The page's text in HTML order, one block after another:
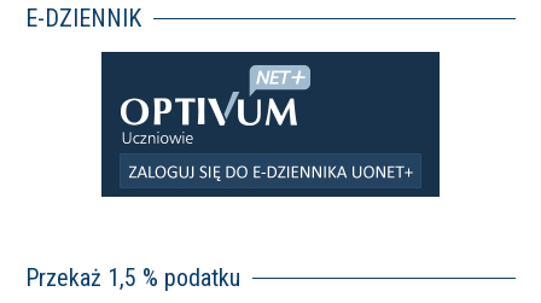
E-DZIENNIK
Przekaż 1,5 % podatku